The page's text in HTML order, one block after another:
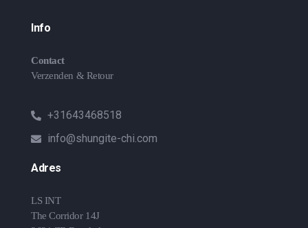
Info
Contact
Verzenden & Retour
+31643468518
info@shungite-chi.com
Adres
LS INT
The Corridor 14J